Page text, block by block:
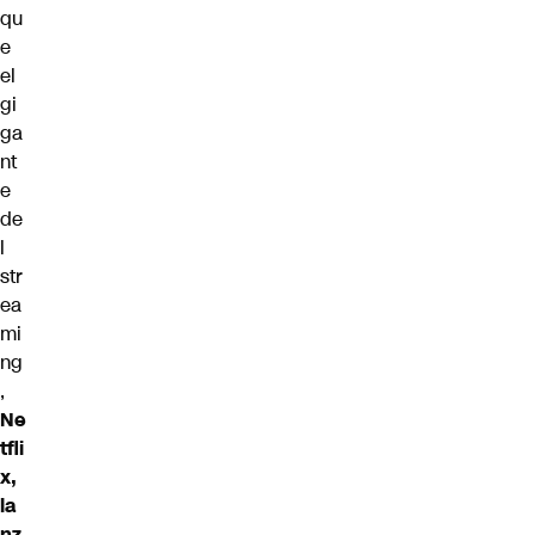
qu
e
el
gi
ga
nt
e
de
l
str
ea
mi
ng
,
Ne
tfli
x,
la